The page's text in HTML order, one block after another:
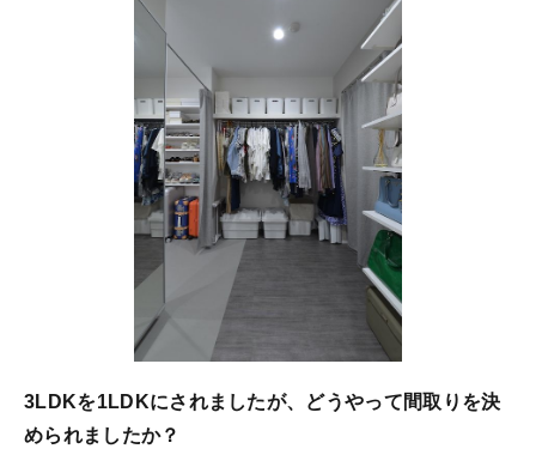
3LDKを1LDKにされましたが、どうやって間取りを決
められましたか？